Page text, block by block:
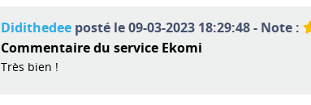
Didithedee posté le 09-03-2023 18:29:48 - Note :
Commentaire du service Ekomi
Très bien !